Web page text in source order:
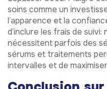
soins comme un
l’apparence et la
d’inclure les frais de
nécessitent parfois des
sérums et traitements
intervalles et de